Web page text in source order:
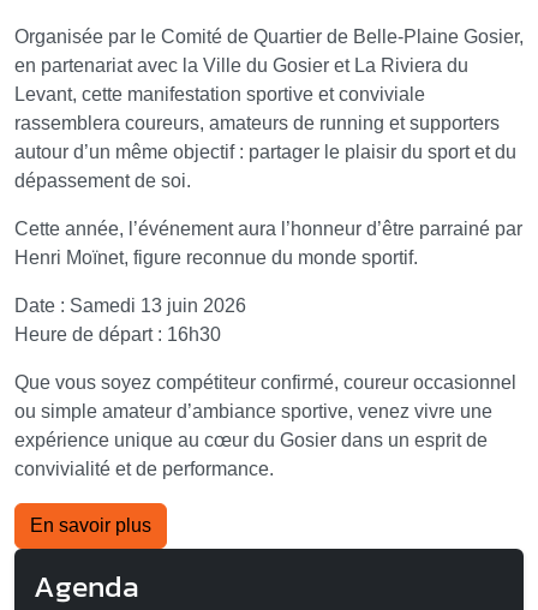
Organisée par le Comité de Quartier de Belle-Plaine Gosier,
en partenariat avec la Ville du Gosier et La Riviera du
Levant, cette manifestation sportive et conviviale
rassemblera coureurs, amateurs de running et supporters
autour d’un même objectif : partager le plaisir du sport et du
dépassement de soi.
Cette année, l’événement aura l’honneur d’être parrainé par
Henri Moïnet, figure reconnue du monde sportif.
Date : Samedi 13 juin 2026
Heure de départ : 16h30
Que vous soyez compétiteur confirmé, coureur occasionnel
ou simple amateur d’ambiance sportive, venez vivre une
expérience unique au cœur du Gosier dans un esprit de
convivialité et de performance.
En savoir plus
Agenda